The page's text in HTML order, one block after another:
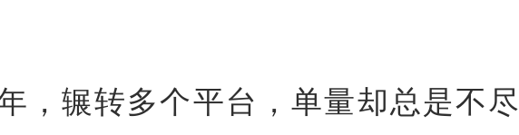
，辗转多个平台，单量却总是不尽